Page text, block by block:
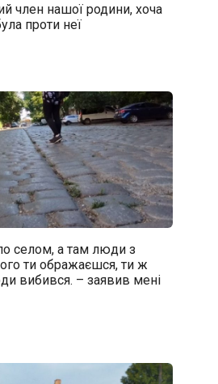
член нашої родини, хоча
проти неї
селом, а там люди з
чого ти ображаєшся, ти ж
вибився. – заявив мені